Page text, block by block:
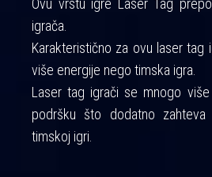
igrača.
Karakteristično za ovu laser tag
više energije nego timska igra.
Laser tag igrači se mnogo
podršku što dodatno
timskoj igri.